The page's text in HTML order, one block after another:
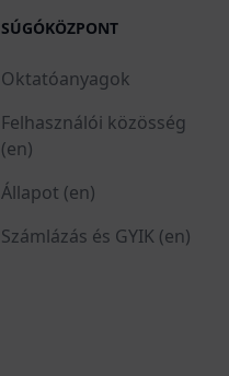
SÚGÓKÖZPONT
Oktatóanyagok
Felhasználói közösség
(en)
Állapot (en)
Számlázás és GYIK (en)